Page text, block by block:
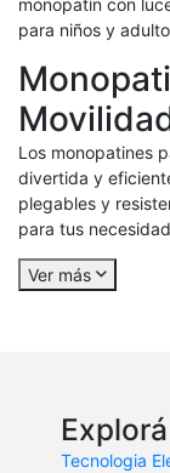
monopatín con
para niños y
Los monopatines
divertida y
plegables y
para tus
Ver más
Tecnologia